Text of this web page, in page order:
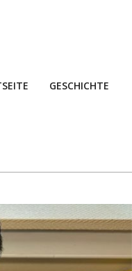
GESCHICHTE